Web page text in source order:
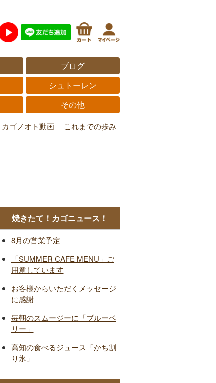
ブログ
シュトーレン
その他
カゴノオト動画 これまでの歩み
焼きたて！カゴニュース！
8月の営業予定
「SUMMER CAFE MENU」ご
用意しています
お客様からいただくメッセージ
に感謝
毎朝のスムージーに「ブルーベ
リー」
高知の食べるジュース「かち割
り氷」